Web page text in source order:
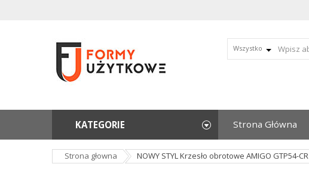
Wszystko
Strona Główna
KATEGORIE
Strona głowna NOWY STYL Krzesło obrotowe AMIGO GTP54-CR